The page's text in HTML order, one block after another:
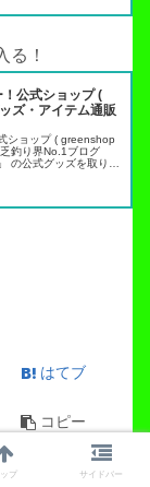
る！
公式ショップ (
ズ・アイテム通販
ショップ ( greenshop
釣り界No.1ブログ
の公式グッズを取り扱
はてブ
コピー
ップ サイドバー